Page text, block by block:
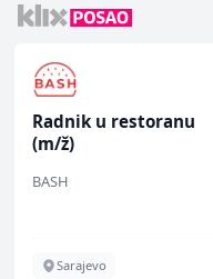
Radnik u restoranu
(m/ž)
BASH
Sarajevo